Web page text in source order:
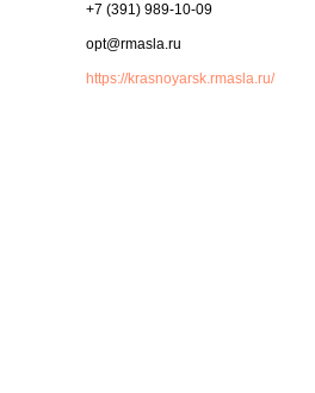
https://krasnoyarsk.rmasla.ru/
+7 (391) 989-10-09
opt@rmasla.ru